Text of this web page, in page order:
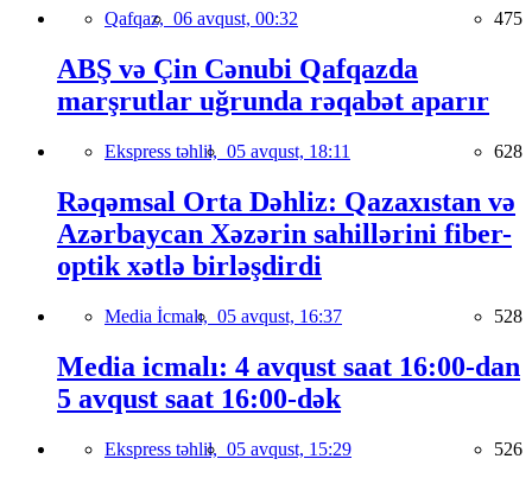
Qafqaz, 06 avqust, 00:32 475
ABŞ və Çin Cənubi Qafqazda
marşrutlar uğrunda rəqabət aparır
Ekspress təhlil, 05 avqust, 18:11 628
Rəqəmsal Orta Dəhliz: Qazaxıstan və
Azərbaycan Xəzərin sahillərini fiber-
optik xətlə birləşdirdi
Media İcmalı, 05 avqust, 16:37 528
Media icmalı: 4 avqust saat 16:00-dan
5 avqust saat 16:00-dək
Ekspress təhlil, 05 avqust, 15:29 526